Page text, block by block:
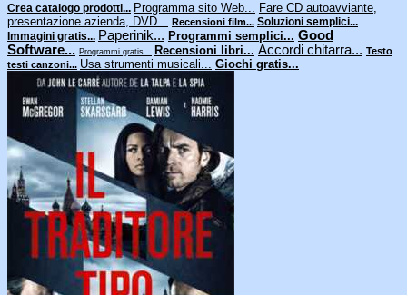
Crea catalogo prodotti... Programma sito Web... Fare CD autoavviante,
presentazione azienda, DVD... Recensioni film... Soluzioni semplici...
Immagini gratis... Paperinik... Programmi semplici... Good
Software... Programmi gratis... Recensioni libri... Accordi chitarra... Testo
testi canzoni... Usa strumenti musicali... Giochi gratis...